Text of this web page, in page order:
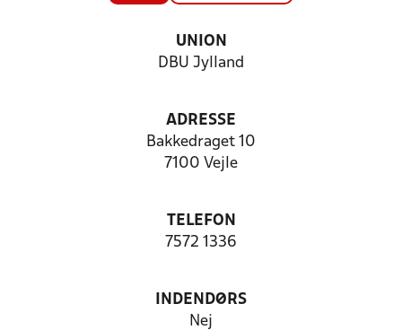
UNION
DBU Jylland
ADRESSE
Bakkedraget 10
7100 Vejle
TELEFON
7572 1336
INDENDØRS
Nej